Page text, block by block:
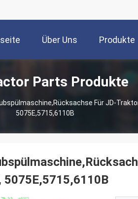
Über Uns Produkte
Parts Produkte
Für JD-
5075E,5715,6110B
5075E,5715,6110B